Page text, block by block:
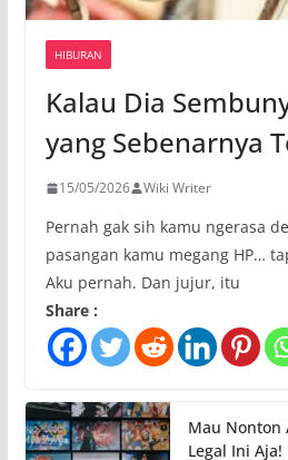
HIBURAN
Kalau Dia
yang Sebenarnya
15/05/2026 Wiki Writer
Pernah gak sih kamu ngerasa
pasangan kamu megang HP…
Aku pernah. Dan jujur, itu
Share :
Mau Nonton
Legal Ini Aja!